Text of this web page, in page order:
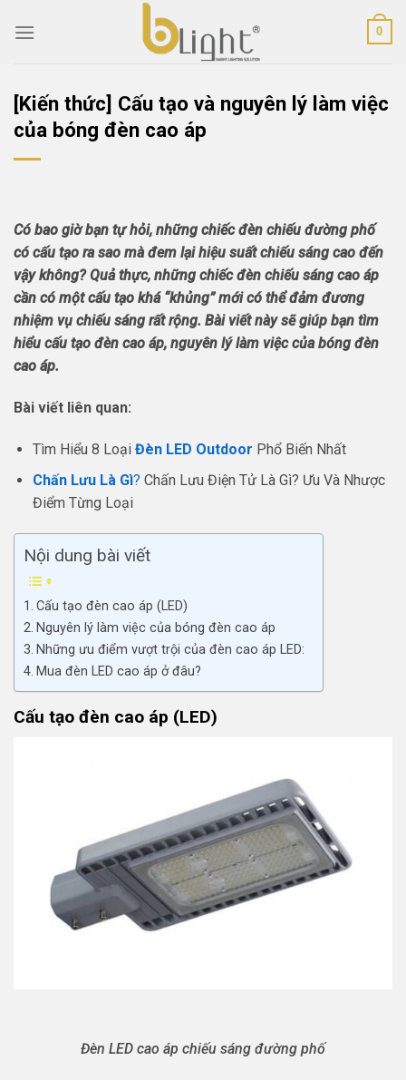
0
[Kiến thức] Cấu tạo và nguyên lý làm việc
của bóng đèn cao áp
Có bao giờ bạn tự hỏi, những chiếc đèn chiếu đường phố
có cấu tạo ra sao mà đem lại hiệu suất chiếu sáng cao đến
vậy không? Quả thực, những chiếc đèn chiếu sáng cao áp
cần có một cấu tạo khá “khủng” mới có thể đảm đương
nhiệm vụ chiếu sáng rất rộng. Bài viết này sẽ giúp bạn tìm
hiểu cấu tạo đèn cao áp, nguyên lý làm việc của bóng đèn
cao áp.
Bài viết liên quan:
Tìm Hiểu 8 Loại Đèn LED Outdoor Phổ Biến Nhất
Chấn Lưu Là Gì? Chấn Lưu Điện Tử Là Gì? Ưu Và Nhược
Điểm Từng Loại
Nội dung bài viết
Cấu tạo đèn cao áp (LED)
Nguyên lý làm việc của bóng đèn cao áp
Những ưu điểm vượt trội của đèn cao áp LED:
Mua đèn LED cao áp ở đâu?
Cấu tạo đèn cao áp (LED)
Đèn LED cao áp chiếu sáng đường phố